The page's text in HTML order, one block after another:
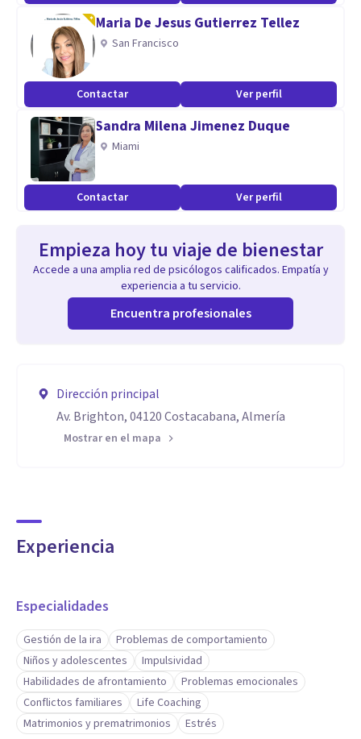
Maria De Jesus Gutierrez Tellez
San Francisco
Contactar Ver perfil
Sandra Milena Jimenez Duque
Miami
Contactar Ver perfil
Empieza hoy tu viaje de bienestar
Accede a una amplia red de psicólogos calificados. Empatía y
experiencia a tu servicio.
Encuentra profesionales
Dirección principal
Av. Brighton, 04120 Costacabana, Almería
Mostrar en el mapa
Experiencia
Especialidades
Gestión de la ira
Problemas de comportamiento
Niños y adolescentes
Impulsividad
Habilidades de afrontamiento
Problemas emocionales
Conflictos familiares
Life Coaching
Matrimonios y prematrimonios
Estrés